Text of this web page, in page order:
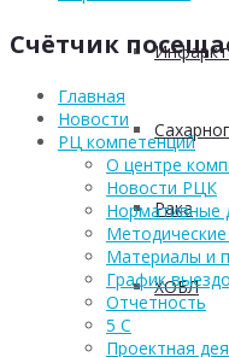
Рака
ХОБЛ
Счётчик
Главная
Новости
РЦ компетенций
О центре
Новости РЦК
Нормативные
Материалы и
График
Отчетность
5 С
Проектная